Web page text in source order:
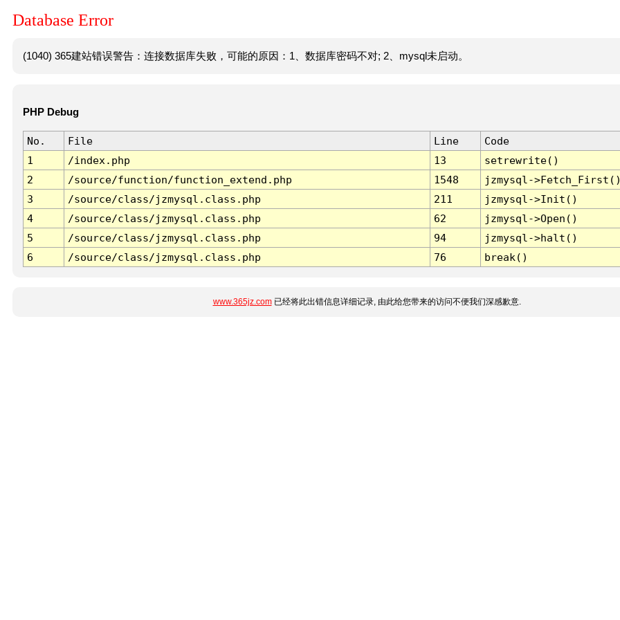
Database Error
(1040) 365建站错误警告：连接数据库失败，可能的原因：1、数据库密码不对; 2、mysql未启动。
PHP Debug
No. File Line
Code
1
/index.php 13
setrewrite()
2
/source/function/function_extend.php 1548
jzmysql-
3
/source/class/jzmysql.class.php 211
jzmysql->Init()
4
/source/class/jzmysql.class.php 62
jzmysql->Open()
5
/source/class/jzmysql.class.php 94
jzmysql->halt()
6
/source/class/jzmysql.class.php 76 break()
www.365jz.com已经将此出错信息详细记录, 由此给您带来的访问不便我们深感歉意.